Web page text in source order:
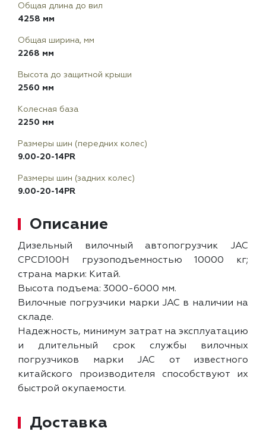
Общая длина до вил
4258 мм
Общая ширина, мм
2268 мм
Высота до защитной крыши
2560 мм
Колесная база
2250 мм
Размеры шин (передних колес)
9.00-20-14PR
Размеры шин (задних колес)
9.00-20-14PR
Описание
Дизельный вилочный автопогрузчик JAC
CPCD100H грузоподъемностью 10000 кг;
страна марки: Китай.
Высота подъема: 3000-6000 мм.
Вилочные погрузчики марки JAC в наличии на
складе.
Надежность, минимум затрат на эксплуатацию
и длительный срок службы вилочных
погрузчиков марки JAC от известного
китайского производителя способствуют их
быстрой окупаемости.
Доставка